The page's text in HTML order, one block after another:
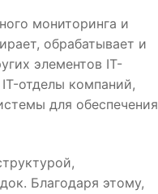
мониторинга и
обрабатывает и
элементов IT-
отделы компаний,
для обеспечения
Благодаря этому,